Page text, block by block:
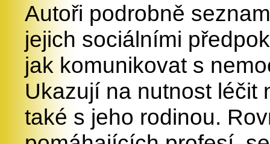
Autoři podrobně
jejich sociálními
jak komunikovat s
Ukazují na nutnost léčit
také s jeho rodinou.